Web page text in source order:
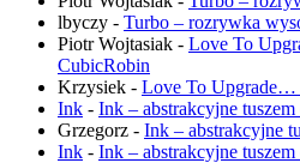
lbyczy - Turbo – rozrywka
Piotr Wojtasiak - Love To
CubicRobin
Krzysiek - Love To Upgrade…
Ink - Ink – abstrakcyjne tuszem
Grzegorz - Ink – abstrakcyjne
Ink - Ink – abstrakcyjne tuszem